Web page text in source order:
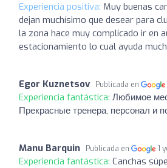
Experiencia positiva: Muy buenas
dejan muchísimo que desear para
la zona hace muy complicado ir en
estacionamiento lo cual ayuda
Egor Kuznetsov Publicada en
Experiencia fantástica: Любимое
Прекрасные тренера, персонал и
Manu Barquin Publicada en 1
Experiencia fantástica: Canchas